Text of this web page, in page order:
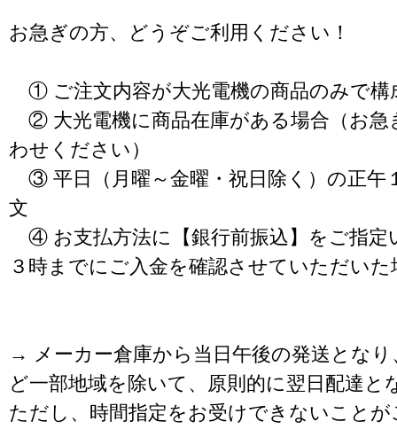
お急ぎの方、どうぞご利用ください！
① ご注文内容が大光電機の商品のみで構
② 大光電機に商品在庫がある場合（お急
わせください）
③ 平日（月曜～金曜・祝日除く）の正午
文
④ お支払方法に【銀行前振込】をご指定
３時までにご入金を確認させていただいた
→ メーカー倉庫から当日午後の発送となり
ど一部地域を除いて、原則的に翌日配達と
ただし、時間指定をお受けできないこと